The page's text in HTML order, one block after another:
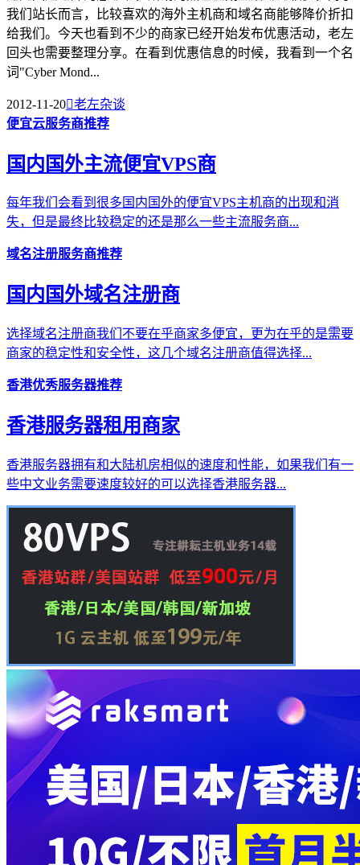
我们站长而言，比较喜欢的海外主机商和域名商能够降价折扣
给我们。今天也看到不少的商家已经开始发布优惠活动，老左
回头也需要整理分享。在看到优惠信息的时候，我看到一个名
词"Cyber Mond...
2012-11-20老左杂谈
便宜云服务商推荐
国内国外主流便宜VPS商
每年我们会看到很多国内国外的便宜VPS主机商的出现和消
失，但是最终比较稳定的还是那么一些主流服务商...
域名注册服务商推荐
国内国外域名注册商
选择域名注册商我们不要在乎商家多便宜，更为在乎的是需要
商家的稳定性和安全性，这几个域名注册商值得选择...
香港优秀服务器推荐
香港服务器租用商家
香港服务器拥有和大陆机房相似的速度和性能，如果我们有一
些中文业务需要速度较好的可以选择香港服务器...